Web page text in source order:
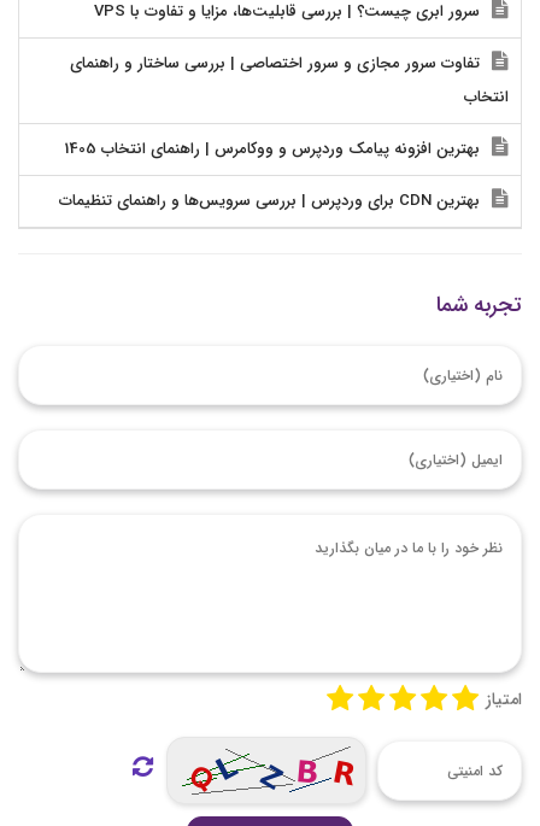
سرور ابری چیست؟ | بررسی قابلیت‌ها، مزایا و تفاوت با VPS
تفاوت سرور مجازی و سرور اختصاصی | بررسی ساختار و راهنمای
انتخاب
بهترین افزونه پیامک وردپرس و ووکامرس | راهنمای انتخاب 1405
بهترین CDN برای وردپرس | بررسی سرویس‌ها و راهنمای تنظیمات
تجربه شما
امتیاز